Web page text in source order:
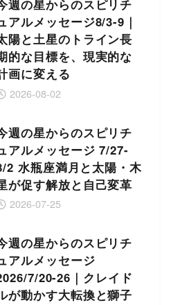
週の星からのスピリチ
アルメッセージ8/3-9｜
陽と土星のトライン長
的な目標を、現実的な
画に変える
2026-08-02
週の星からのスピリチ
アルメッセージ 7/27-
2 水瓶座満月と太陽・木
が促す解放と自己変革
2026-07-25
週の星からのスピリチ
アルメッセージ
7/20-26｜クレイド
が動かす大転換と獅子